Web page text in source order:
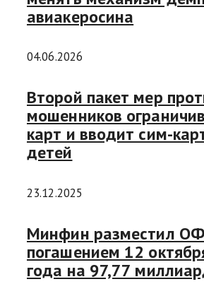
авиакеросина
04.06.2026
Второй пакет мер
мошенников
карт и вводит сим-
детей
23.12.2025
Минфин разместил
погашением 12
года на 97,77